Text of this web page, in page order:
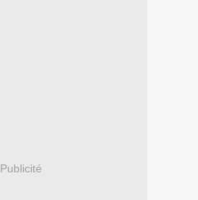
Publicité